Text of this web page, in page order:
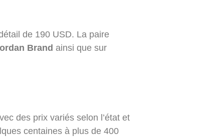
de 190 USD. La paire
Brand ainsi que sur
des prix variés selon l’état et
centaines à plus de 400